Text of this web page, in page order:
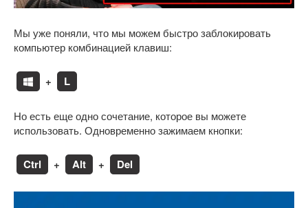
Мы уже поняли, что мы можем быстро заблокировать
компьютер комбинацией клавиш:
+ L
Но есть еще одно сочетание, которое вы можете
использовать. Одновременно зажимаем кнопки:
Ctrl + Alt + Del